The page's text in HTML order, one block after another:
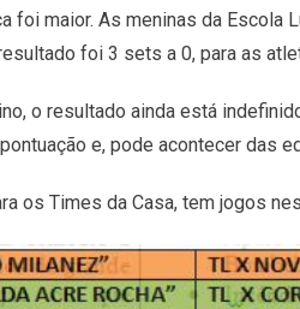
foi maior. As meninas da Escola
foi 3 sets a 0, para as
o resultado ainda está
e, pode acontecer das
os Times da Casa, tem jogos